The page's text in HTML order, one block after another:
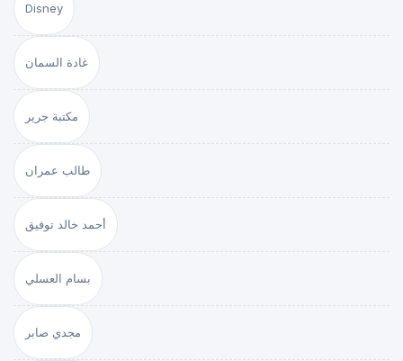
Disney
غادة السمان
مكتبة جرير
طالب عمران
أحمد خالد توفيق
بسام العسلي
مجدي صابر